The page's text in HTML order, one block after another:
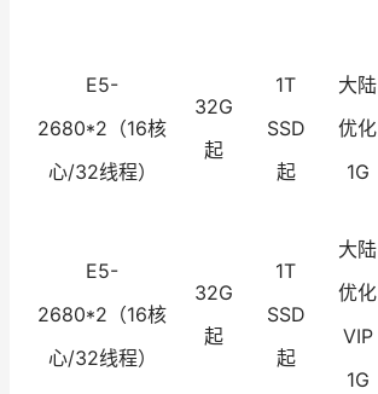
E5-
2680*2（16核
心/32线程）
32G
起
1T
SSD
起
大陆
优化
1G
E5-
2680*2（16核
心/32线程）
32G
起
1T
SSD
起
大陆
优化
VIP
1G